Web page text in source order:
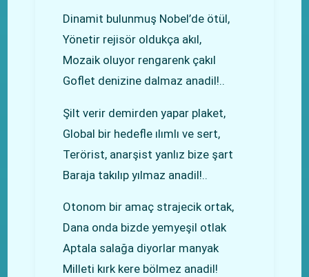
Dinamit bulunmuş Nobel’de ötül,
Yönetir rejisör oldukça akıl,
Mozaik oluyor rengarenk çakıl
Goflet denizine dalmaz anadil!..
Şilt verir demirden yapar plaket,
Global bir hedefle ılımlı ve sert,
Terörist, anarşist yanlız bize şart
Baraja takılıp yılmaz anadil!..
Otonom bir amaç strajecik ortak,
Dana onda bizde yemyeşil otlak
Aptala salağa diyorlar manyak
Milleti kırk kere bölmez anadil!